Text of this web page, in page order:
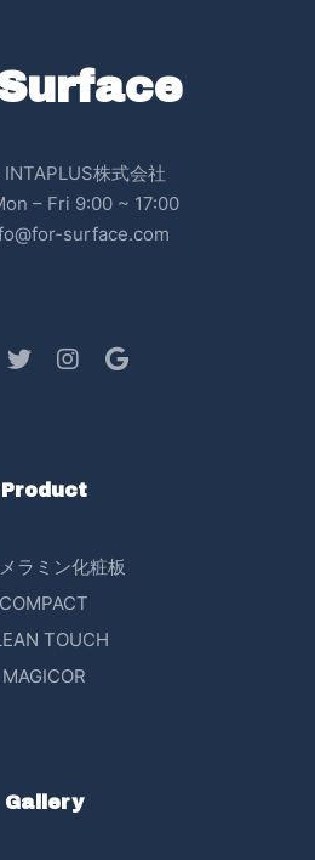
株式会社
– Fri 9:00 ~ 17:00
surface.com
Product
ラミン化粧板
COMPACT
TOUCH
MAGICOR
Gallery